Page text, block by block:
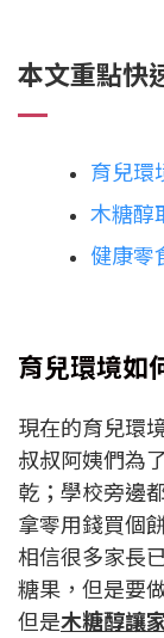
本文重點快
育兒環
木糖醇
健康零
育兒環境如
現在的育兒環
叔叔阿姨們為
乾；學校旁邊
拿零用錢買個
相信很多家長
糖果，但是要
但是木糖醇讓